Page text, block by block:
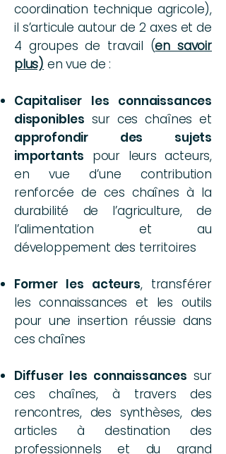
coordination technique agricole),
il s’articule autour de 2 axes et de
4 groupes de travail (en savoir
plus) en vue de :
Capitaliser les connaissances
disponibles sur ces chaînes et
approfondir des sujets
importants pour leurs acteurs,
en vue d’une contribution
renforcée de ces chaînes à la
durabilité de l’agriculture, de
l’alimentation et au
développement des territoires
Former les acteurs, transférer
les connaissances et les outils
pour une insertion réussie dans
ces chaînes
Diffuser les connaissances sur
ces chaînes, à travers des
rencontres, des synthèses, des
articles à destination des
professionnels et du grand